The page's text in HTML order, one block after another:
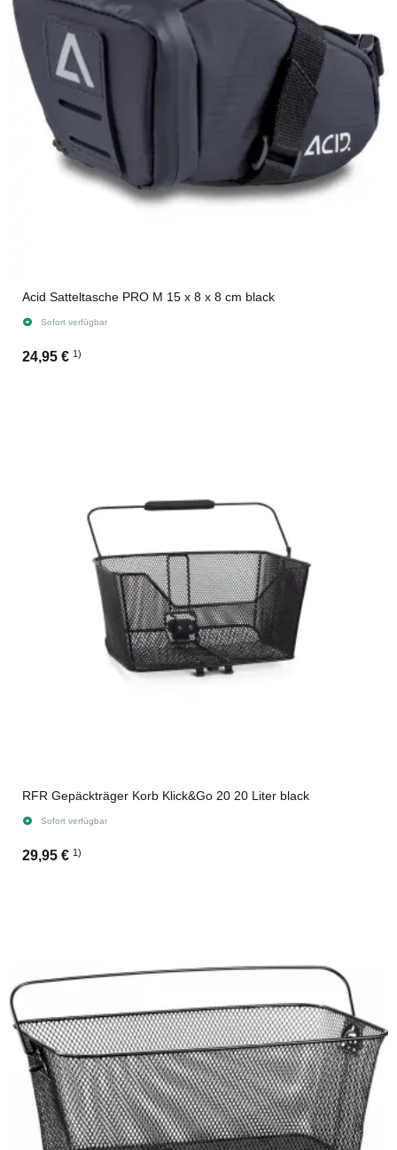
Acid Satteltasche PRO M 15 x 8 x 8 cm black
Sofort verfügbar
24,95 € 1)
RFR Gepäckträger Korb Klick&Go 20 20 Liter black
Sofort verfügbar
29,95 € 1)